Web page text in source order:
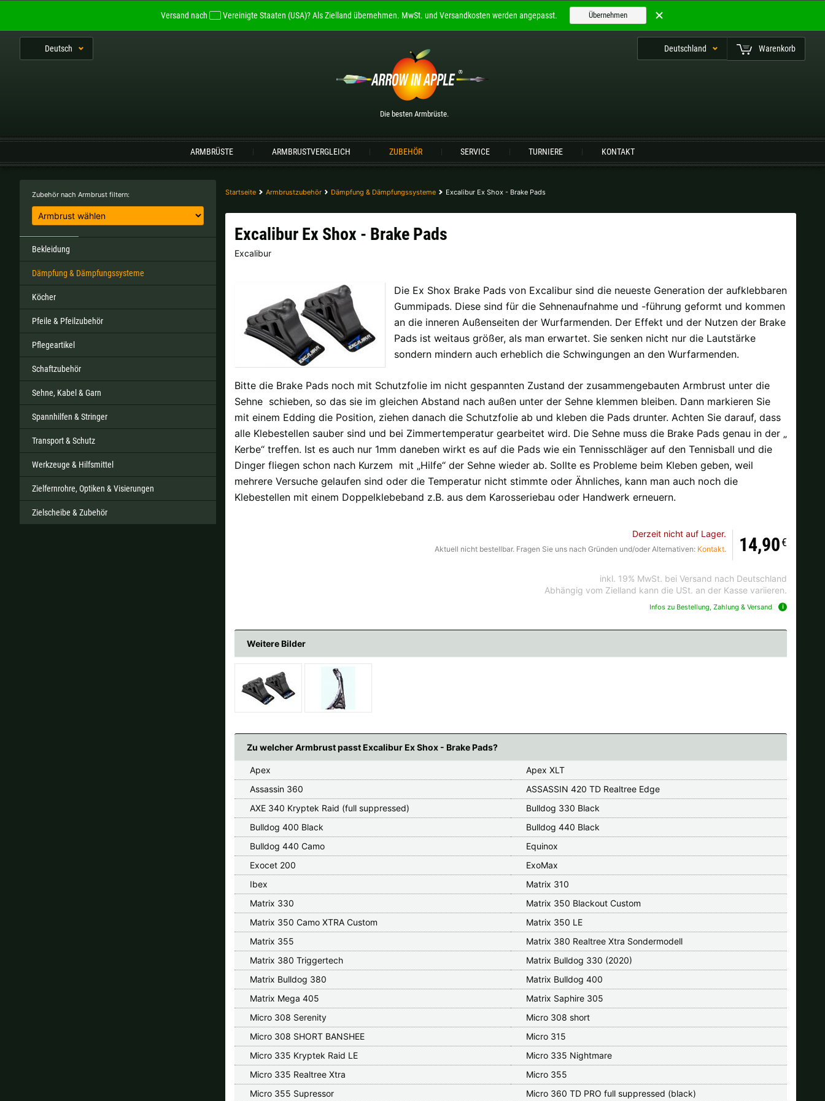
Deutsch Deutschland Warenkorb
Die besten Armbrüste.
ARMBRÜSTE ARMBRUSTVERGLEICH ZUBEHÖR SERVICE TURNIERE KONTAKT
Zubehör nach Armbrust filtern:
Bekleidung
Dämpfung & Dämpfungssysteme
Köcher
Pfeile & Pfeilzubehör
Pflegeartikel
Schaftzubehör
Sehne, Kabel & Garn
Spannhilfen & Stringer
Transport & Schutz
Werkzeuge & Hilfsmittel
Zielfernrohre, Optiken & Visierungen
Zielscheibe & Zubehör
Startseite Armbrustzubehör Dämpfung & Dämpfungssysteme Excalibur Ex Shox - Brake Pads
Excalibur Ex Shox - Brake Pads
Excalibur
Die Ex Shox Brake Pads von Excalibur sind die neueste Generation der aufklebbaren
Gummipads. Diese sind für die Sehnenaufnahme und -führung geformt und kommen
an die inneren Außenseiten der Wurfarmenden. Der Effekt und der Nutzen der Brake
Pads ist weitaus größer, als man erwartet. Sie senken nicht nur die Lautstärke
sondern mindern auch erheblich die Schwingungen an den Wurfarmenden.
Bitte die Brake Pads noch mit Schutzfolie im nicht gespannten Zustand der zusammengebauten Armbrust unter die
Sehne schieben, so das sie im gleichen Abstand nach außen unter der Sehne klemmen bleiben. Dann markieren Sie
mit einem Edding die Position, ziehen danach die Schutzfolie ab und kleben die Pads drunter. Achten Sie darauf, dass
alle Klebestellen sauber sind und bei Zimmertemperatur gearbeitet wird. Die Sehne muss die Brake Pads genau in der „
Kerbe“ treffen. Ist es auch nur 1mm daneben wirkt es auf die Pads wie ein Tennisschläger auf den Tennisball und die
Dinger fliegen schon nach Kurzem mit „Hilfe“ der Sehne wieder ab. Sollte es Probleme beim Kleben geben, weil
mehrere Versuche gelaufen sind oder die Temperatur nicht stimmte oder Ähnliches, kann man auch noch die
Klebestellen mit einem Doppelklebeband z.B. aus dem Karosseriebau oder Handwerk erneuern.
Derzeit nicht auf Lager.
Aktuell nicht bestellbar. Fragen Sie uns nach Gründen und/oder Alternativen: Kontakt. 14,90€
inkl. 19% MwSt. bei Versand nach Deutschland
Abhängig vom Zielland kann die USt. an der Kasse variieren.
Infos zu Bestellung, Zahlung & Versand
Weitere Bilder
Zu welcher Armbrust passt Excalibur Ex Shox - Brake Pads?
Apex
Apex XLT
Assassin 360
ASSASSIN 420 TD Realtree Edge
AXE 340 Kryptek Raid (full suppressed)
Bulldog 330 Black
Bulldog 400 Black
Bulldog 440 Black
Bulldog 440 Camo
Equinox
Exocet 200
ExoMax
Ibex
Matrix 310
Matrix 330
Matrix 350 Blackout Custom
Matrix 350 Camo XTRA Custom
Matrix 350 LE
Matrix 355
Matrix 380 Realtree Xtra Sondermodell
Matrix 380 Triggertech
Matrix Bulldog 330 (2020)
Matrix Bulldog 380
Matrix Bulldog 400
Matrix Mega 405
Matrix Saphire 305
Micro 308 Serenity
Micro 308 short
Micro 308 SHORT BANSHEE
Micro 315
Micro 335 Kryptek Raid LE
Micro 335 Nightmare
Micro 335 Realtree Xtra
Micro 355
Micro 355 Supressor
Micro 360 TD PRO full suppressed (black)
Willkommen beiARROW IN APPLE
Die besten Armbrüste.
Bitte wählen Sie Ihre Sprache aus:
Deutsch (DE)
Bitte wählen Sie Ihre Versandregion:
Belgien | лв Deutschland | € Estland | €
Italien |€ Kroatien | kn
Portugal |
Tschechien |Kč
Alle verfügbaren Versandregionen: Ok
Sollte Ihr Land nicht verfübar sein, keine Sorge - wählen Sie einfach "Deutschland" aus. Und erfragen die Versandkosten bei der Bestellung.
Versand nach Vereinigte Staaten (USA)?Als Zielland übernehmen. MwSt. und Versandkosten werden angepasst. Übernehmen